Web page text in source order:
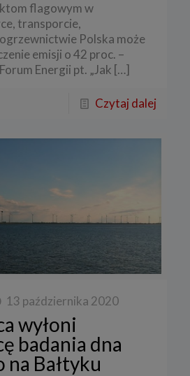
flagowym w
transporcie,
Polska może
emisji o 42 proc. –
Energii pt. „Jak […]
Czytaj dalej
13 października 2020
wyłoni
badania dna
na Bałtyku